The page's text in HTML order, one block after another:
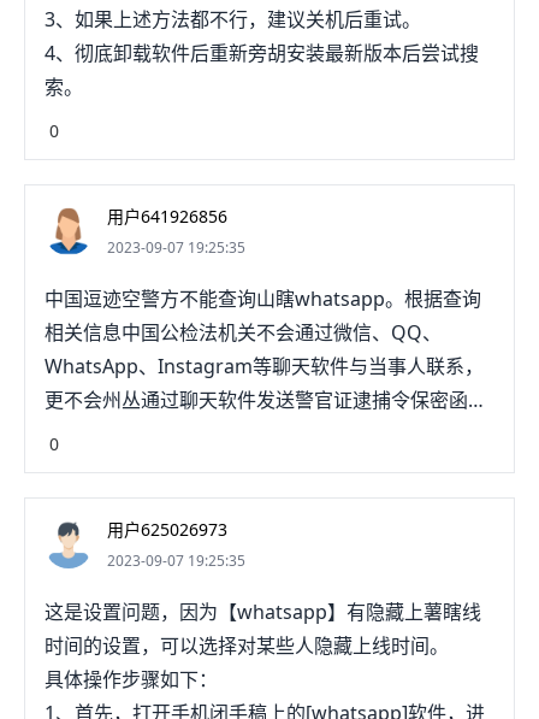
3、如果上述方法都不行，建议关机后重试。
4、彻底卸载软件后重新旁胡安装最新版本后尝试搜
索。
0
用户641926856
2023-09-07 19:25:35
中国逗迹空警方不能查询山瞎whatsapp。根据查询
相关信息中国公检法机关不会通过微信、QQ、
WhatsApp、Instagram等聊天软件与当事人联系，
更不会州丛通过聊天软件发送警官证逮捕令保密函等
文件。
0
用户625026973
2023-09-07 19:25:35
这是设置问题，因为【whatsapp】有隐藏上薯瞎线
时间的设置，可以选择对某些人隐藏上线时间。
具体操作步骤如下：
1、首先，打开手机闭手稿上的[whatsapp]软件，进